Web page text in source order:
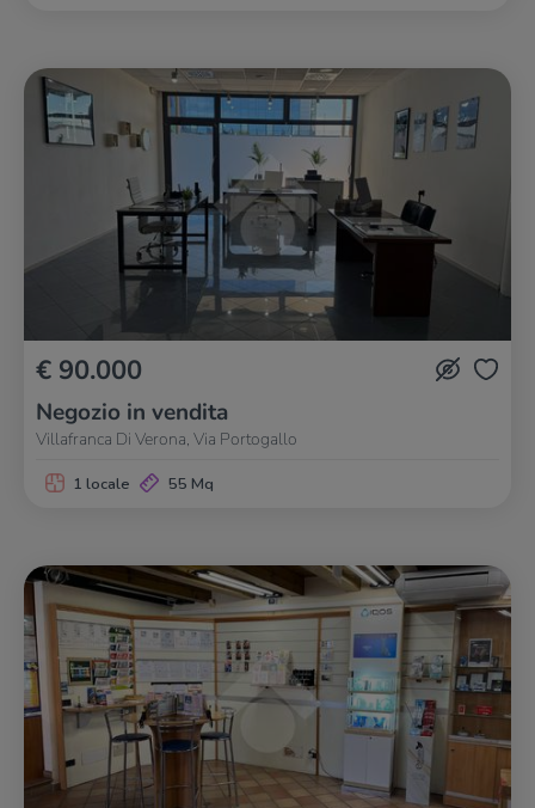
€ 90.000
Negozio in vendita
Villafranca Di Verona, Via Portogallo
1 locale 55 Mq